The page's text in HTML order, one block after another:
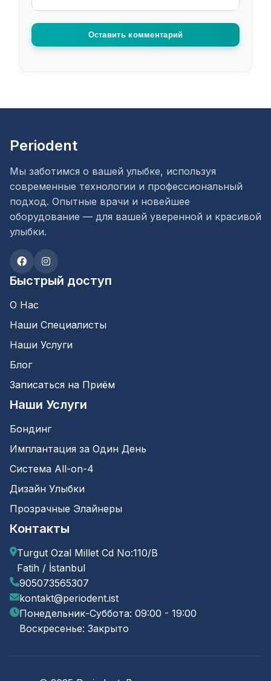
Оставить комментарий
Periodent
Мы заботимся о вашей улыбке, используя
современные технологии и профессиональный
подход. Опытные врачи и новейшее
оборудование — для вашей уверенной и красивой
улыбки.
Быстрый доступ
О Нас
Наши Специалисты
Наши Услуги
Блог
Записаться на Приём
Наши Услуги
Бондинг
Имплантация за Один День
Система All-on-4
Дизайн Улыбки
Прозрачные Элайнеры
Контакты
Turgut Ozal Millet Cd No:110/B
Fatih / İstanbul
905073565307
kontakt@periodent.ist
Понедельник-Суббота: 09:00 - 19:00
Воскресенье: Закрыто